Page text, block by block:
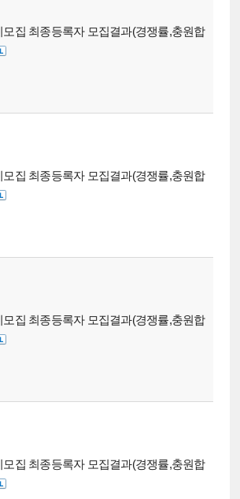
모집 최종등록자 모집결과(경쟁률,충원합
모집 최종등록자 모집결과(경쟁률,충원합
모집 최종등록자 모집결과(경쟁률,충원합
모집 최종등록자 모집결과(경쟁률,충원합